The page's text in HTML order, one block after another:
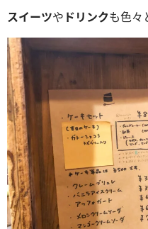
スイーツや ドリンクも色々